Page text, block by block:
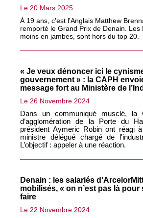
Le 20 Mars 2025
À 19 ans, c'est l'Anglais Matthew
remporté le Grand Prix de Denain. Les
moins en jambes, sont hors du top 20.
« Je veux dénoncer ici le
gouvernement » : la CAPH
message fort au Ministère de
Le 26 Novembre 2024
Dans un communiqué musclé, la
d’agglomération de la Porte du
président Aymeric Robin ont réagi
ministre délégué chargé de
L’objectif : appeler à une réaction.
Denain : les salariés
mobilisés, « on n’est pas là pour
faire
Le 22 Novembre 2024